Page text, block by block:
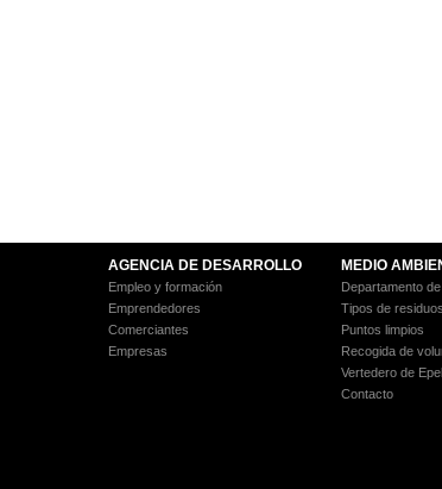
AGENCIA DE DESARROLLO
Empleo y formación
Emprendedores
Comerciantes
Empresas
MEDIO
Departamento
Tipos de residuos
Puntos limpios
Recogida de
Vertedero de
Contacto